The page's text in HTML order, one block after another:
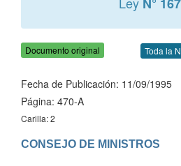
Documento original Toda la
Fecha de Publicación: 11/09/1995
Página: 470-A
Carilla: 2